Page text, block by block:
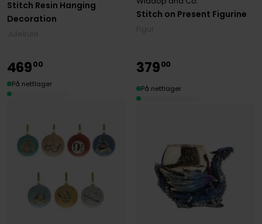
Stitch Resin Hanging
Decoration
Stitch on Present Figurine
46900
På nettlager
37900
På nettlager